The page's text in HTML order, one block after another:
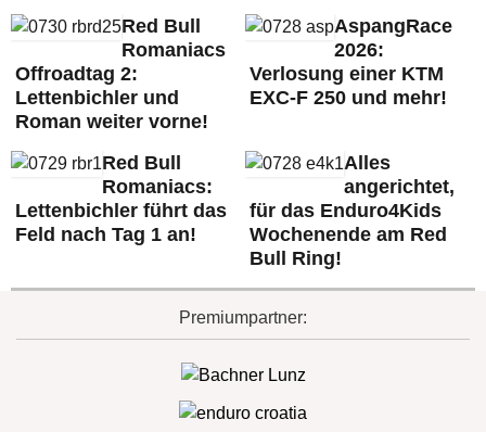
Red Bull
Romaniacs
Offroadtag 2:
Lettenbichler und
Roman weiter vorne!
AspangRace
2026:
Verlosung einer KTM
EXC-F 250 und mehr!
Red Bull
Romaniacs:
Lettenbichler führt das
Feld nach Tag 1 an!
Alles
angerichtet,
für das Enduro4Kids
Wochenende am Red
Bull Ring!
Premiumpartner: